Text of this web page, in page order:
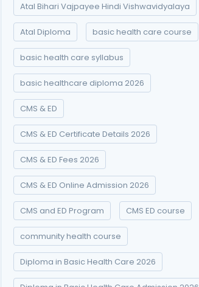
Atal Bihari Vajpayee Hindi Vishwavidyalaya
Atal Diploma basic health care course
basic health care syllabus
basic healthcare diploma 2026
CMS & ED
CMS & ED Certificate Details 2026
CMS & ED Fees 2026
CMS & ED Online Admission 2026
CMS and ED Program CMS ED course
community health course
Diploma in Basic Health Care 2026